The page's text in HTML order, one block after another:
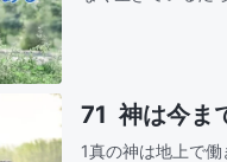
71 神は今ま
1真の神は地上で